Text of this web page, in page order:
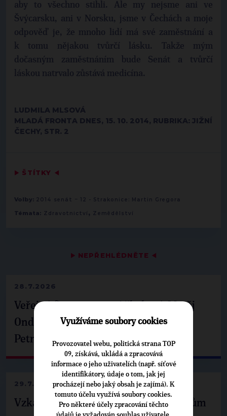
▶ NEPŘEHLÉDNĚTE ◀
28.7.2026
Veřejné finance, euro i školství. Matěj
Ondřej Havel jednal s prezidentem
Petrem Pavlem
29.7.2026
Vzkaz Matěje Ondřeje Havla příznivcům
aby to všechno stihli. Ale my nejsme ani ve
Švýcarsku, ani v Norsku, jsme v Čechách a moje
odpověď je, že mnoho lidí má své zaměstnání a
k tomu nějakou tvůrčí lásku. Takže mým
dočasným zaměstnáním bude Senát a tvůrčí
láskou natrvalo zůstává medicína.
LUDMILA MLSOVÁ
MLADÁ FRONTA DNES, 15. 10. 2014, RUBRIKA: JIŽNÍ
ČECHY, STR. 2
▶ ŠTÍTKY ◀
Volby: 2014 senát - 12 - Strakonice: Martin Gregora
Témata: Zdravotnictví , Zemědělství
Využíváme soubory cookies
Provozovatel webu, politická strana TOP
09, získává, ukládá a zpracovává
informace o jeho uživatelích (např. síťové
identifikátory, údaje o tom, jak jej
procházejí nebo jaký obsah je zajímá). K
tomuto účelu využívá soubory cookies.
Pro některé účely zpracování těchto